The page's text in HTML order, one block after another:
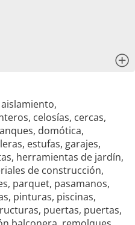
celosías, cercas,
domótica,
estufas, garajes,
herramientas de jardín,
de construcción,
parquet, pasamanos,
pinturas, piscinas,
puertas, puertas,